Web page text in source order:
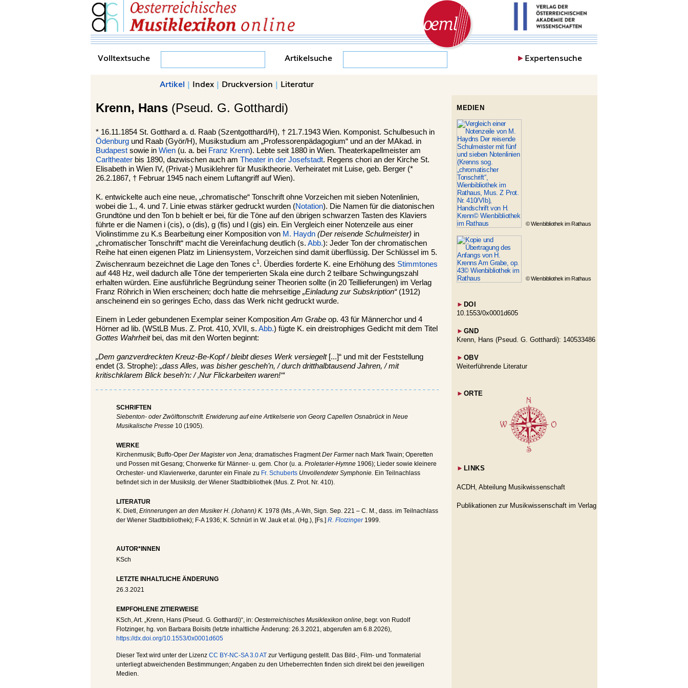
Volltextsuche Artikelsuche ►Expertensuche
Artikel | Index | Druckversion | Literatur
Krenn, Hans (Pseud. G. Gotthardi)
* 16.11.1854 St. Gotthard a. d. Raab (Szentgotthard/H), † 21.7.1943 Wien. Komponist. Schulbesuch in
Ödenburg und Raab (Györ/H), Musikstudium am „Professorenpädagogium“ und an der MAkad. in
Budapest sowie in Wien (u. a. bei Franz Krenn). Lebte seit 1880 in Wien. Theaterkapellmeister am
Carltheater bis 1890, dazwischen auch am Theater in der Josefstadt. Regens chori an der Kirche St.
Elisabeth in Wien IV, (Privat-) Musiklehrer für Musiktheorie. Verheiratet mit Luise, geb. Berger (*
26.2.1867, † Februar 1945 nach einem Luftangriff auf Wien).
K. entwickelte auch eine neue, „chromatische“ Tonschrift ohne Vorzeichen mit sieben Notenlinien,
wobei die 1., 4. und 7. Linie etwas stärker gedruckt wurden (Notation). Die Namen für die diatonischen
Grundtöne und den Ton b behielt er bei, für die Töne auf den übrigen schwarzen Tasten des Klaviers
führte er die Namen i (cis), o (dis), g (fis) und l (gis) ein. Ein Vergleich einer Notenzeile aus einer
Violinstimme zu K.s Bearbeitung einer Komposition von M. Haydn (Der reisende Schulmeister) in
„chromatischer Tonschrift“ macht die Vereinfachung deutlich (s. Abb.): Jeder Ton der chromatischen
Reihe hat einen eigenen Platz im Liniensystem, Vorzeichen sind damit überflüssig. Der Schlüssel im 5.
Zwischenraum bezeichnet die Lage den Tones c1 . Überdies forderte K. eine Erhöhung des Stimmtones
auf 448 Hz, weil dadurch alle Töne der temperierten Skala eine durch 2 teilbare Schwingungszahl
erhalten würden. Eine ausführliche Begründung seiner Theorien sollte (in 20 Teillieferungen) im Verlag
Franz Röhrich in Wien erscheinen; doch hatte die mehrseitige „Einladung zur Subskription“(1912)
anscheinend ein so geringes Echo, dass das Werk nicht gedruckt wurde.
Einem in Leder gebundenen Exemplar seiner KompositionAm Grabe op. 43 für Männerchor und 4
Hörner ad lib. (WStLB Mus. Z. Prot. 410, XVII, s. Abb.) fügte K. ein dreistrophiges Gedicht mit dem Titel
Gottes Wahrheitbei, das mit den Worten beginnt:
„Dem ganzverdreckten Kreuz-Be-Kopf / bleibt dieses Werk versiegelt[...]“ und mit der Feststellung
endet (3. Strophe): „dass Alles, was bisher gescheh’n, / durch dritthalbtausend Jahren, / mit
kritischklarem Blick beseh’n: / ‚Nur Flickarbeiten waren!‘“
SCHRIFTEN
Siebenton- oder Zwölftonschrift. Erwiderung auf eine Artikelserie von Georg Capellen Osnabrückin Neue
Musikalische Presse 10 (1905).
WERKE
Kirchenmusik; Buffo-Oper Der Magister von Jena; dramatisches FragmentDer Farmernach Mark Twain; Operetten
und Possen mit Gesang; Chorwerke für Männer- u. gem. Chor (u. a. Proletarier-Hymne 1906); Lieder sowie kleinere
Orchester- und Klavierwerke, darunter ein Finale zu Fr. Schuberts Unvollendeter Symphonie. Ein Teilnachlass
befindet sich in der Musikslg. der Wiener Stadtbibliothek (Mus. Z. Prot. Nr. 410).
LITERATUR
K. Dietl, Erinnerungen an den Musiker H. (Johann) K. 1978 (Ms., A-Wn, Sign. Sep. 221 – C. M., dass. im Teilnachlass
der Wiener Stadtbibliothek); F-A 1936; K. Schnürl in W. Jauk et al. (Hg.), [Fs.] R. Flotzinger1999.
AUTOR*INNEN
KSch
LETZTE INHALTLICHE ÄNDERUNG
26.3.2021
EMPFOHLENE ZITIERWEISE
KSch, Art. „Krenn, Hans (Pseud. G. Gotthardi)“, in: Oesterreichisches Musiklexikon online, begr. von Rudolf
Flotzinger, hg. von Barbara Boisits (letzte inhaltliche Änderung: 26.3.2021, abgerufen am 6.8.2026),
https://dx.doi.org/10.1553/0x0001d605
Dieser Text wird unter der Lizenz CC BY-NC-SA 3.0 AT zur Verfügung gestellt. Das Bild-, Film- und Tonmaterial
unterliegt abweichenden Bestimmungen; Angaben zu den Urheberrechten finden sich direkt bei den jeweiligen
Medien.
MEDIEN
© Wienbibliothek im Rathaus
© Wienbibliothek im Rathaus
► DOI
10.1553/0x0001d605
► GND
Krenn, Hans (Pseud. G. Gotthardi): 140533486
► OBV
Weiterführende Literatur
► ORTE
► LINKS
ACDH, Abteilung Musikwissenschaft
Publikationen zur Musikwissenschaft im Verlag